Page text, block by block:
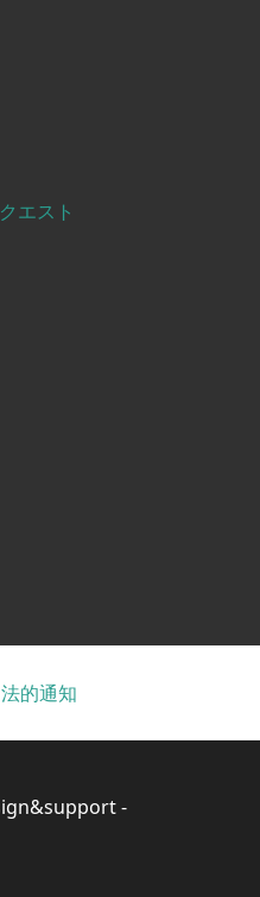
エスト
法的通知
-